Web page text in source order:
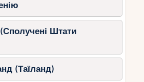
Штати
(Таїланд)